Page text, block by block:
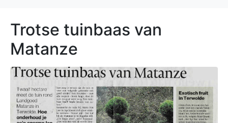
Trotse tuinbaas van
Matanze